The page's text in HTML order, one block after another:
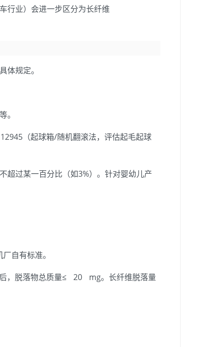
行业）会进一步区分为长纤维
体规定。
。
（起球箱/随机翻滚法，评估起毛起球
超过某一百分比（如3%）。针对婴幼儿产
自有标准。
，脱落物总质量≤ 20 mg。长纤维脱落量